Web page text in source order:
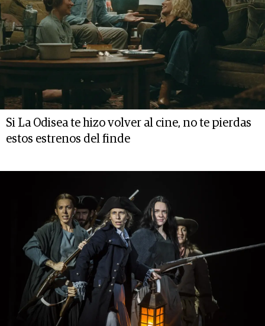
Si La Odisea te hizo volver al cine, no te pierdas
estos estrenos del finde